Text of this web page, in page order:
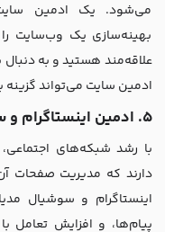
می‌شود. یک ادمین سایت
بهینه‌سازی یک وب‌سایت
علاقه‌مند هستید و به
ادمین سایت می‌تواند گزینه
5. ادمین اینستاگرام و سوشیال مدیا
با رشد شبکه‌های اجتماعی،
دارند که مدیریت صفحات
اینستاگرام و سوشیال
پیام‌ها، و افزایش تعامل